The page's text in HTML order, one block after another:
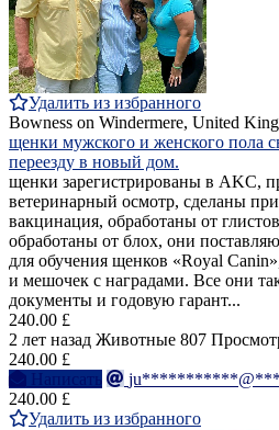
Удалить из избранного
Bowness on Windermere, United
щенки мужского и женского пола
переезду в новый дом.
щенки зарегистрированы в AKC,
ветеринарный осмотр, сделаны
вакцинация, обработаны от
обработаны от блох, они
для обучения щенков «Royal
и мешочек с наградами. Все они
документы и годовую гарант...
240.00 £
2 лет назад Животные 807
240.00 £
Написать
240.00 £
Удалить из избранного